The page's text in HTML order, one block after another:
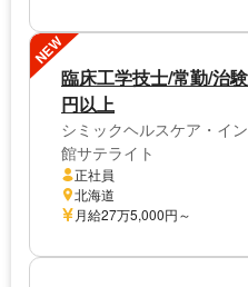
NEW
臨床工学技士/常勤/治
円以上
シミックヘルスケア・イ
館サテライト
正社員
北海道
月給27万5,000円～